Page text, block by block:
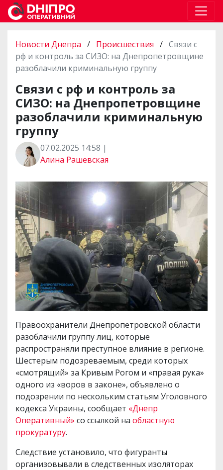
Новости Днепра / Происшествия / Связи с
рф и контроль за СИЗО: на Днепропетровщине
разоблачили криминальную группу
Связи с рф и контроль за
СИЗО: на Днепропетровщине
разоблачили криминальную
группу
07.02.2025 14:58 |
Алина Рашевская
Правоохранители Днепропетровской области
разоблачили группу лиц, которые
распространяли преступное влияние в регионе.
Шестерым подозреваемым, среди которых
«смотрящий» за Кривым Рогом и «правая рука»
одного из «воров в законе», объявлено о
подозрении по нескольким статьям Уголовного
кодекса Украины, сообщает «Днепр
Оперативный» со ссылкой на областную
прокуратуру.
Следствие установило, что фигуранты
организовывали в следственных изоляторах